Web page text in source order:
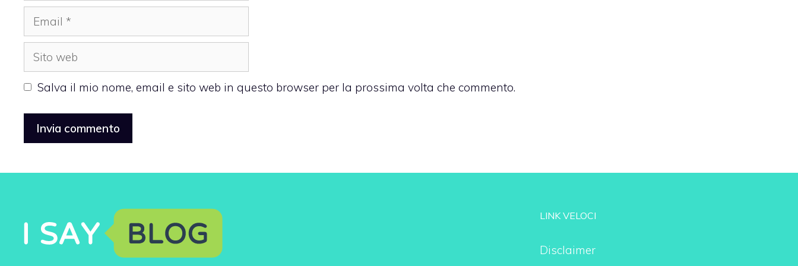
Email
Sito
web
Salva il mio nome, email e sito web in questo browser per la prossima volta che commento.
LINK VELOCI
Disclaimer